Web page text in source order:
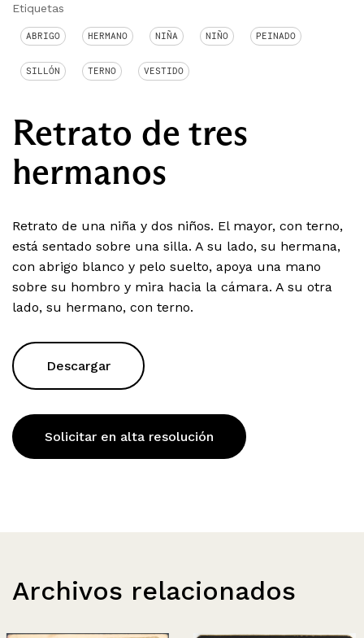
Etiquetas
ABRIGO HERMANO NIÑA NIÑO PEINADO
SILLÓN TERNO VESTIDO
Retrato de tres
hermanos
Retrato de una niña y dos niños. El mayor, con terno,
está sentado sobre una silla. A su lado, su hermana,
con abrigo blanco y pelo suelto, apoya una mano
sobre su hombro y mira hacia la cámara. A su otra
lado, su hermano, con terno.
Descargar
Solicitar en alta resolución
Archivos relacionados